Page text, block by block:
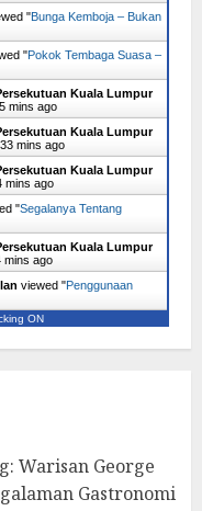
"Bunga Kemboja – Bukan
"Pokok Tembaga Suasa –
Kuala Lumpur
mins ago
Kuala Lumpur
33 mins ago
Kuala Lumpur
mins ago
"Segalanya Tentang
Kuala Lumpur
mins ago
viewed "Penggunaan
ON
Warisan George
Gastronomi